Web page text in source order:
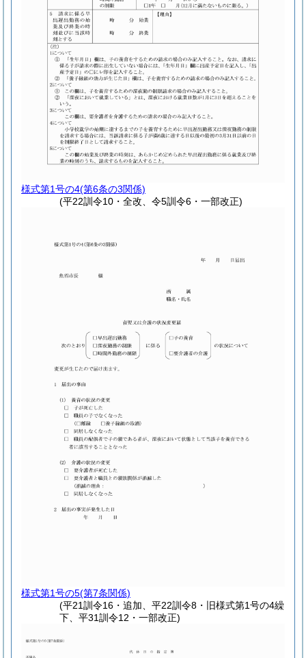
様式第1号の4(第6条の3関係)
(平22訓令10・全改、令5訓令6・一部改正)
様式第1号の5(第7条関係)
(平21訓令16・追加、平22訓令8・旧様式第1号の4繰
下、平31訓令12・一部改正)